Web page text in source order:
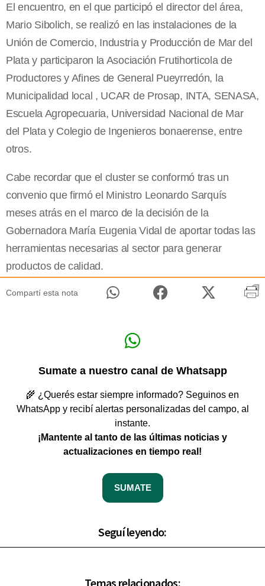
El encuentro, en el que participó el director del área,
Mario Sibolich, se realizó en las instalaciones de la
Unión de Comercio, Industria y Producción de Mar del
Plata y participaron la Asociación Frutihorticola de
Productores y Afines de General Pueyrredón, la
Municipalidad local , UCAR de Prosap, INTA, SENASA,
Escuela Agropecuaria, Universidad Nacional de Mar
del Plata y Colegio de Ingenieros bonaerense, entre
otros.
Cabe recordar que el cluster se conformó tras un
convenio que firmó el Ministro Leonardo Sarquís
meses atrás en el marco de la decisión de la
Gobernadora María Eugenia Vidal de aportar todas las
herramientas necesarias al sector para generar
productos de calidad.
Compartí esta nota
Sumate a nuestro canal de Whatsapp
🌾 ¿Querés estar siempre informado? Seguinos en
WhatsApp y recibí alertas personalizadas del campo, al
instante.
¡Mantente al tanto de las últimas noticias y
actualizaciones en tiempo real!
SUMATE
Seguí leyendo:
Temas relacionados: